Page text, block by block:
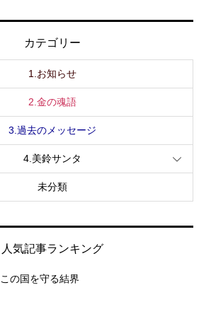
カテゴリー
1.お知らせ
2.金の魂語
3.過去のメッセージ
4.美鈴サンタ
未分類
人気記事ランキング
この国を守る結界